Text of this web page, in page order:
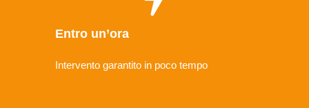
Entro un’ora
Intervento garantito in poco tempo